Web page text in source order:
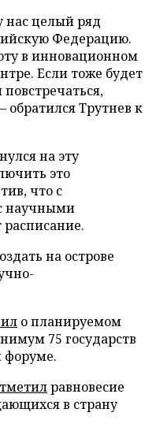
нас целый ряд
Федерацию.
в инновационном
Если тоже будет
обратился Трутнев к
на эту
это
что с
научными
на острове
о планируемом
75 государств
форуме.
равновесие
в страну